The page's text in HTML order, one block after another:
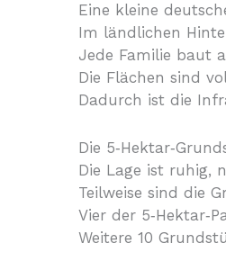
Eine kleine
Im ländlichen
Jede Familie baut
Die Flächen sind
Dadurch ist die
Die
Die Lage ist ruhig,
Teilweise sind die
Vier der
Weitere 10